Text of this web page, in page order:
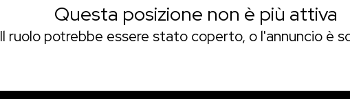
Questa posizione non è più attiva
Il ruolo potrebbe essere stato coperto, o l'annuncio è